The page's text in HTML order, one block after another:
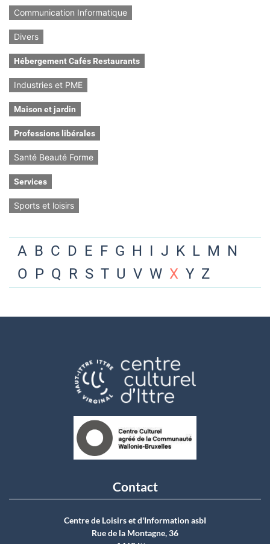
Communication Informatique
Divers
Hébergement Cafés Restaurants
Industries et PME
Maison et jardin
Professions libérales
Santé Beauté Forme
Services
Sports et loisirs
A B C D E F G H I J K L M N
O P Q R S T U V W X Y Z
Contact
Centre de Loisirs et d'Information asbI
Rue de la Montagne, 36